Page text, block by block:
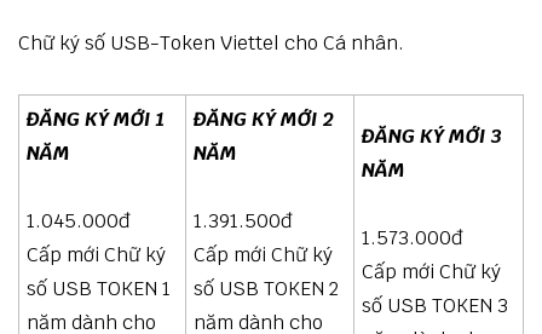
Chữ ký số USB-Token Viettel cho Cá nhân.
ĐĂNG KÝ MỚI 1
NĂM
1.045.000đ
Cấp mới Chữ ký
số USB TOKEN 1
năm dành cho
ĐĂNG KÝ MỚI 2
NĂM
1.391.500đ
Cấp mới Chữ ký
số USB TOKEN 2
năm dành cho
ĐĂNG KÝ MỚI 3
NĂM
1.573.000đ
Cấp mới Chữ ký
số USB TOKEN 3